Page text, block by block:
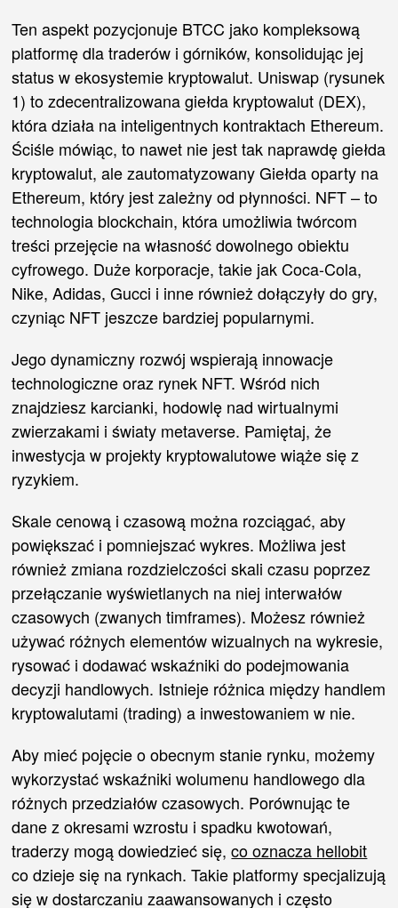
Ten aspekt pozycjonuje BTCC jako kompleksową
platformę dla traderów i górników, konsolidując jej
status w ekosystemie kryptowalut. Uniswap (rysunek
1) to zdecentralizowana giełda kryptowalut (DEX),
która działa na inteligentnych kontraktach Ethereum.
Ściśle mówiąc, to nawet nie jest tak naprawdę giełda
kryptowalut, ale zautomatyzowany Giełda oparty na
Ethereum, który jest zależny od płynności. NFT – to
technologia blockchain, która umożliwia twórcom
treści przejęcie na własność dowolnego obiektu
cyfrowego. Duże korporacje, takie jak Coca-Cola,
Nike, Adidas, Gucci i inne również dołączyły do gry,
czyniąc NFT jeszcze bardziej popularnymi.
Jego dynamiczny rozwój wspierają innowacje
technologiczne oraz rynek NFT. Wśród nich
znajdziesz karcianki, hodowlę nad wirtualnymi
zwierzakami i światy metaverse. Pamiętaj, że
inwestycja w projekty kryptowalutowe wiąże się z
ryzykiem.
Skale cenową i czasową można rozciągać, aby
powiększać i pomniejszać wykres. Możliwa jest
również zmiana rozdzielczości skali czasu poprzez
przełączanie wyświetlanych na niej interwałów
czasowych (zwanych timframes). Możesz również
używać różnych elementów wizualnych na wykresie,
rysować i dodawać wskaźniki do podejmowania
decyzji handlowych. Istnieje różnica między handlem
kryptowalutami (trading) a inwestowaniem w nie.
Aby mieć pojęcie o obecnym stanie rynku, możemy
wykorzystać wskaźniki wolumenu handlowego dla
różnych przedziałów czasowych. Porównując te
dane z okresami wzrostu i spadku kwotowań,
traderzy mogą dowiedzieć się,co oznacza hellobit
co dzieje się na rynkach. Takie platformy specjalizują
się w dostarczaniu zaawansowanych i często